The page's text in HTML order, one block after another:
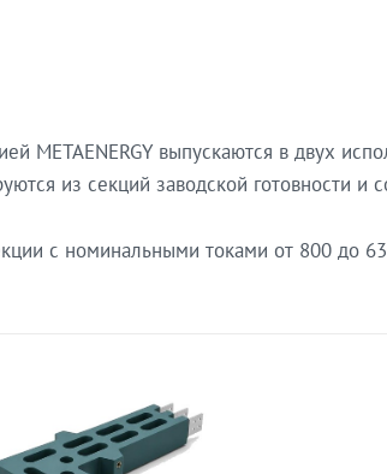
METAENERGY выпускаются в двух
из секций заводской готовности
с номинальными токами от 800 до